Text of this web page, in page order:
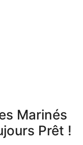
Marinés
Prêt !